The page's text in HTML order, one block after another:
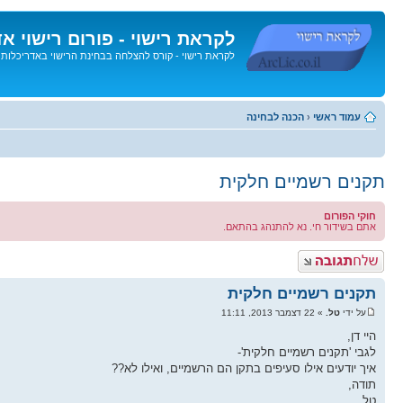
לקראת רישוי - פורום רישוי
לקראת רישוי - קורס להצלחה בבחינת הרישוי באדריכלות
לתוכן
עמוד ראשי ‹ הכנה לבחינה
תקנים רשמיים חלקית
חוקי הפורום
אתם בשידור חי. נא להתנהג בהתאם.
פרסם תגובה
תקנים רשמיים חלקית
על ידי טל. » 22 דצמבר 2013, 11:11
היי דן,
לגבי 'תקנים רשמיים חלקית'-
איך יודעים אילו סעיפים בתקן הם הרשמיים, ואילו לא??
תודה,